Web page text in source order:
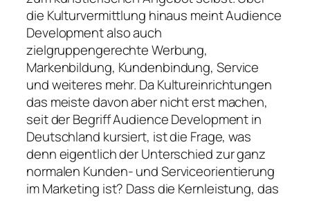
die Kulturvermittlung hinaus meint Audience
Development also auch
zielgruppengerechte Werbung,
Markenbildung, Kundenbindung, Service
und weiteres mehr. Da Kultureinrichtungen
das meiste davon aber nicht erst machen,
seit der Begriff Audience Development in
Deutschland kursiert, ist die Frage, was
denn eigentlich der Unterschied zur ganz
normalen Kunden- und Serviceorientierung
im Marketing ist? Dass die Kernleistung, das